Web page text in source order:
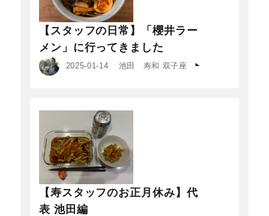
【スタッフの日常】「櫻井ラー
メン」に行ってきました
2025-01-14 池田 寿和 双子座
【寿スタッフのお正月休み】代
表 池田編